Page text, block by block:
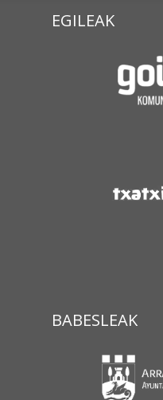
EGILEAK
BABESLEAK